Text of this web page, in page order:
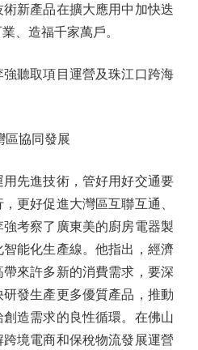
新產品在擴大應用中加快迭
、造福千家萬戶。
聽取項目運營及珠江口跨海
協同發展
先進技術，管好用好交通要
更好促進大灣區互聯互通、
考察了廣東美的廚房電器製
能化生產線。他指出，經濟
來許多新的消費需求，要深
發生產更多優質產品，推動
造需求的良性循環。在佛山
境電商和保稅物流發展運營